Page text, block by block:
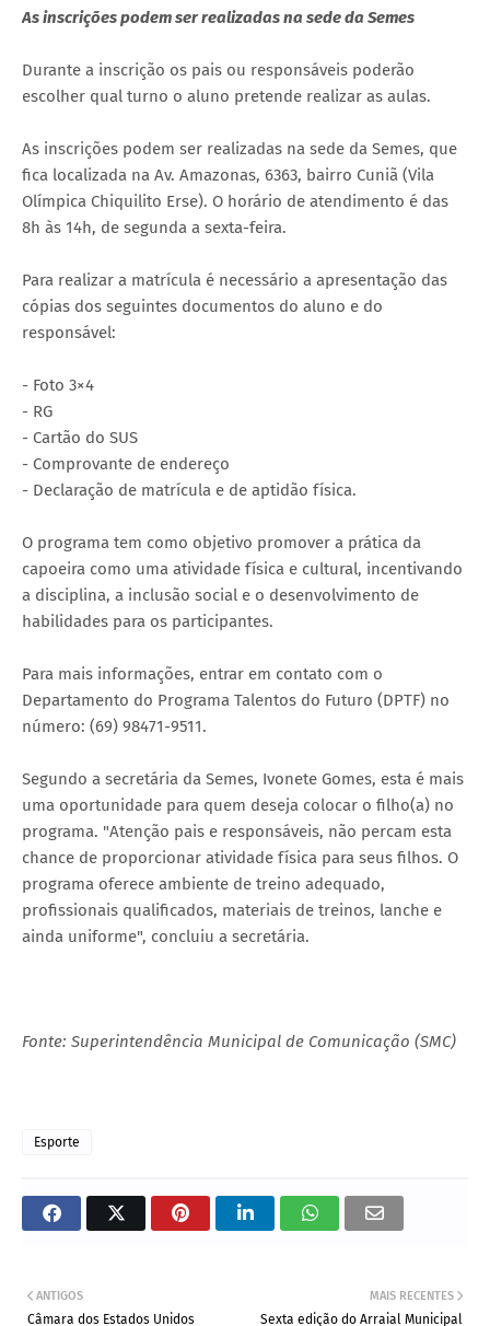
As inscrições podem ser realizadas na sede da Semes
Durante a inscrição os pais ou responsáveis poderão
escolher qual turno o aluno pretende realizar as aulas.
As inscrições podem ser realizadas na sede da Semes, que
fica localizada na Av. Amazonas, 6363, bairro Cuniã (Vila
Olímpica Chiquilito Erse). O horário de atendimento é das
8h às 14h, de segunda a sexta-feira.
Para realizar a matrícula é necessário a apresentação das
cópias dos seguintes documentos do aluno e do
responsável:
- Foto 3×4
- RG
- Cartão do SUS
- Comprovante de endereço
- Declaração de matrícula e de aptidão física.
O programa tem como objetivo promover a prática da
capoeira como uma atividade física e cultural, incentivando
a disciplina, a inclusão social e o desenvolvimento de
habilidades para os participantes.
Para mais informações, entrar em contato com o
Departamento do Programa Talentos do Futuro (DPTF) no
número: (69) 98471-9511.
Segundo a secretária da Semes, Ivonete Gomes, esta é mais
uma oportunidade para quem deseja colocar o filho(a) no
programa. "Atenção pais e responsáveis, não percam esta
chance de proporcionar atividade física para seus filhos. O
programa oferece ambiente de treino adequado,
profissionais qualificados, materiais de treinos, lanche e
ainda uniforme", concluiu a secretária.
Fonte: Superintendência Municipal de Comunicação (SMC)
Esporte
MAIS RECENTES
Sexta edição do Arraial Municipal
ANTIGOS
Câmara dos Estados Unidos